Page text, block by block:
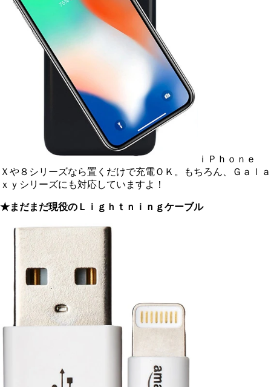
ｉＰｈｏｎｅ
Ｘや８シリーズなら置くだけで充電ＯＫ。もちろん、Ｇａｌａ
ｘｙシリーズにも対応していますよ！
★まだまだ現役のＬｉｇｈｔｎｉｎｇケーブル